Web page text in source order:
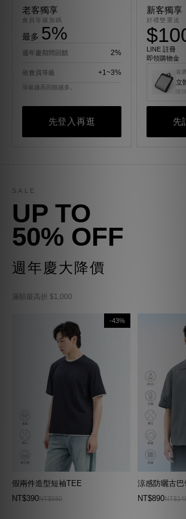
老客獨享
會員等級加碼
最多 5%
週年慶期間回饋 2%
依會員等級 +1~3%
等級越高回饋越多。
先登入再逛
新客獨享
好禮雙重送
LINE 註冊
即領購物金
首
立
限
先
SALE
UP TO
50% OFF
週年慶大降價
滿額最高折 $1,000
-43%
假兩件造型短袖TEE
NT$390NT$680
涼感防曬古巴
NT$890